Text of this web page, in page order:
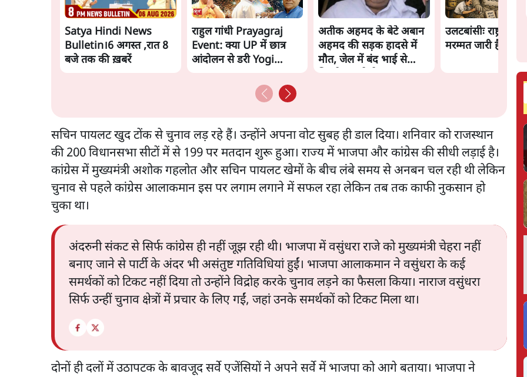
Satya Hindi News
Bulletin।6 अगस्त ,रात 8
बजे तक की ख़बरें
राहुल गांधी Prayagraj
Event: क्या UP में छात्र
आंदोलन से डरी Yogi
अतीक अहमद के बेटे अबान
अहमद की सड़क हादसे में
मौत, जेल में बंद भाई से
उलटबांसीः राष्ट्र के
मरम्मत जारी है
सचिन पायलट खुद टोंक से चुनाव लड़ रहे हैं। उन्होंने अपना वोट सुबह ही डाल दिया। शनिवार को राजस्थान
की 200 विधानसभा सीटों में से 199 पर मतदान शुरू हुआ। राज्य में भाजपा और कांग्रेस की सीधी लड़ाई है।
कांग्रेस में मुख्यमंत्री अशोक गहलोत और सचिन पायलट खेमों के बीच लंबे समय से अनबन चल रही थी लेकिन
चुनाव से पहले कांग्रेस आलाकमान इस पर लगाम लगाने में सफल रहा लेकिन तब तक काफी नुकसान हो
चुका था।
अंदरुनी संकट से सिर्फ कांग्रेस ही नहीं जूझ रही थी। भाजपा में वसुंधरा राजे को मुख्यमंत्री चेहरा नहीं
बनाए जाने से पार्टी के अंदर भी असंतुष्ट गतिविधियां हुईं। भाजपा आलाकमान ने वसुंधरा के कई
समर्थकों को टिकट नहीं दिया तो उन्होंने विद्रोह करके चुनाव लड़ने का फैसला किया। नाराज वसुंधरा
सिर्फ उन्हीं चुनाव क्षेत्रों में प्रचार के लिए गईं, जहां उनके समर्थकों को टिकट मिला था।
दोनों ही दलों में उठापटक के बावजूद सर्वे एजेंसियों ने अपने सर्वे में भाजपा को आगे बताया। भाजपा ने